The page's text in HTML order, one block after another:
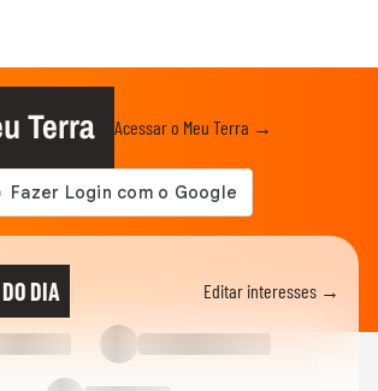
Terra Acessar o Meu Terra →
DIA Editar interesses →